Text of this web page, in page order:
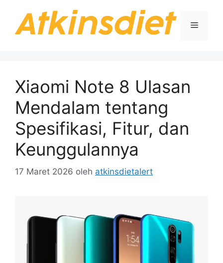
Menu
Xiaomi Note 8 Ulasan
Mendalam tentang
Spesifikasi, Fitur, dan
Keunggulannya
17 Maret 2026 oleh atkinsdietalert